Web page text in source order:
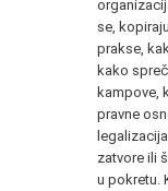
se,
prakse,
kako
kampove,
pravne
zatvore ili
u pokretu.